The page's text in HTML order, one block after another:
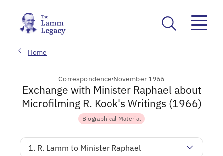
Home
Correspondence November 1966
Exchange with Minister Raphael about
Microfilming R. Kook's Writings (1966)
Biographical Material
1. R. Lamm to Minister Raphael